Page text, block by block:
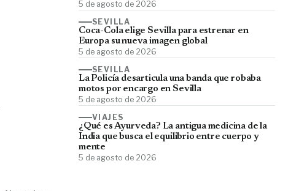
5 de agosto de 2026
SEVILLA
Coca-Cola elige Sevilla para estrenar en
Europa su nueva imagen global
5 de agosto de 2026
SEVILLA
La Policía desarticula una banda que robaba
motos por encargo en Sevilla
5 de agosto de 2026
VIAJES
¿Qué es Ayurveda? La antigua medicina de la
India que busca el equilibrio entre cuerpo y
mente
5 de agosto de 2026